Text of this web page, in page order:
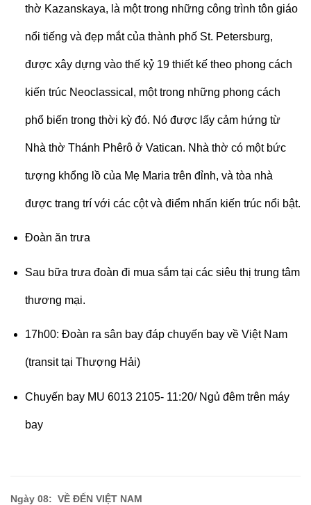
thờ Kazanskaya, là một trong những công trình tôn giáo
nổi tiếng và đẹp mắt của thành phố St. Petersburg,
được xây dựng vào thế kỷ 19 thiết kế theo phong cách
kiến trúc Neoclassical, một trong những phong cách
phổ biến trong thời kỳ đó. Nó được lấy cảm hứng từ
Nhà thờ Thánh Phêrô ở Vatican. Nhà thờ có một bức
tượng khổng lồ của Mẹ Maria trên đỉnh, và tòa nhà
được trang trí với các cột và điểm nhấn kiến trúc nổi bật.
Đoàn ăn trưa
Sau bữa trưa đoàn đi mua sắm tại các siêu thị trung tâm
thương mại.
17h00: Đoàn ra sân bay đáp chuyến bay về Việt Nam
(transit tại Thượng Hải)
Chuyến bay MU 6013 2105- 11:20/ Ngủ đêm trên máy
bay
Ngày 08: VỀ ĐẾN VIỆT NAM